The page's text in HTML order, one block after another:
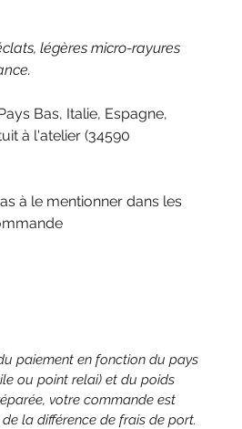
légères micro-rayures
Bas, Italie, Espagne,
à l'atelier (34590
à le mentionner dans les
paiement en fonction du pays
ou point relai) et du poids
votre commande est
la différence de frais de port.